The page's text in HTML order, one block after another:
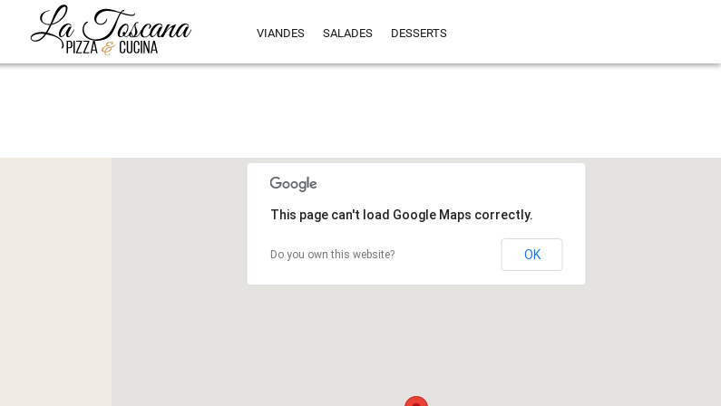
VIANDES SALADES DESSERTS
This page can't load Google Maps correctly.
Do you own this website? OK